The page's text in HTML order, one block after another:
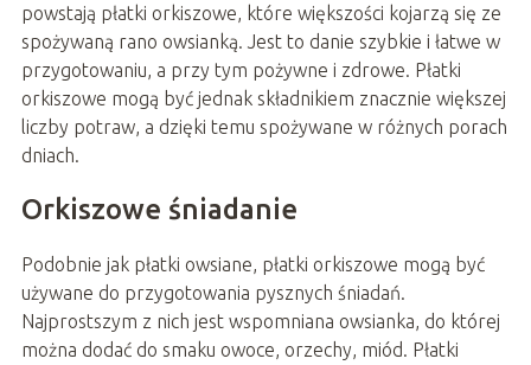
powstają płatki orkiszowe, które większości kojarzą się ze
spożywaną rano owsianką. Jest to danie szybkie i łatwe w
przygotowaniu, a przy tym pożywne i zdrowe. Płatki
orkiszowe mogą być jednak składnikiem znacznie większej
liczby potraw, a dzięki temu spożywane w różnych porach
dniach.
Orkiszowe śniadanie
Podobnie jak płatki owsiane, płatki orkiszowe mogą być
używane do przygotowania pysznych śniadań.
Najprostszym z nich jest wspomniana owsianka, do której
można dodać do smaku owoce, orzechy, miód. Płatki